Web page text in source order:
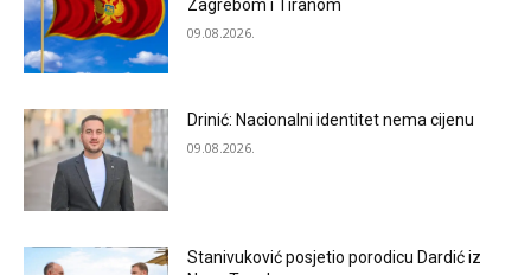
Zagrebom i Tiranom
09.08.2026.
Drinić: Nacionalni identitet nema cijenu
09.08.2026.
Stanivuković posjetio porodicu Dardić iz